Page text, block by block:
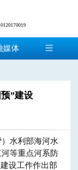
媒体
”建设
）水利部海河水
等重点河系防
设工作作出部